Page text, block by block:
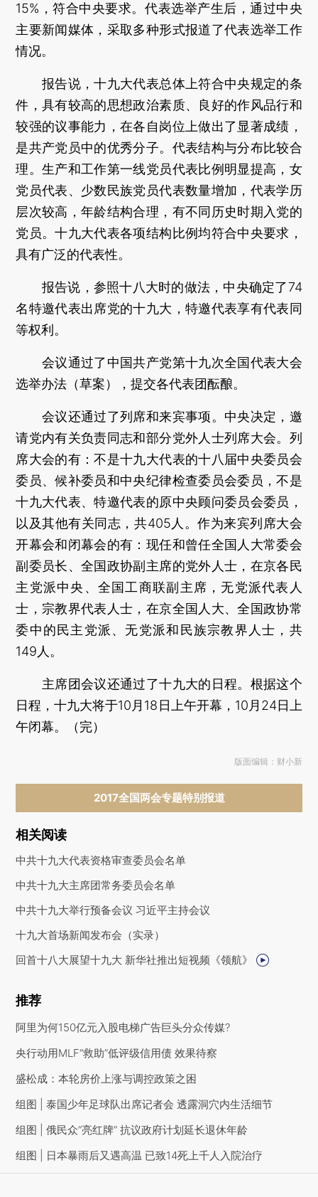
15%，符合中央要求。代表选举产生后，通过中央
主要新闻媒体，采取多种形式报道了代表选举工作
情况。
报告说，十九大代表总体上符合中央规定的条
件，具有较高的思想政治素质、良好的作风品行和
较强的议事能力，在各自岗位上做出了显著成绩，
是共产党员中的优秀分子。代表结构与分布比较合
理。生产和工作第一线党员代表比例明显提高，女
党员代表、少数民族党员代表数量增加，代表学历
层次较高，年龄结构合理，有不同历史时期入党的
党员。十九大代表各项结构比例均符合中央要求，
具有广泛的代表性。
报告说，参照十八大时的做法，中央确定了74
名特邀代表出席党的十九大，特邀代表享有代表同
等权利。
会议通过了中国共产党第十九次全国代表大会
选举办法（草案），提交各代表团酝酿。
会议还通过了列席和来宾事项。中央决定，邀
请党内有关负责同志和部分党外人士列席大会。列
席大会的有：不是十九大代表的十八届中央委员会
委员、候补委员和中央纪律检查委员会委员，不是
十九大代表、特邀代表的原中央顾问委员会委员，
以及其他有关同志，共405人。作为来宾列席大会
开幕会和闭幕会的有：现任和曾任全国人大常委会
副委员长、全国政协副主席的党外人士，在京各民
主党派中央、全国工商联副主席，无党派代表人
士，宗教界代表人士，在京全国人大、全国政协常
委中的民主党派、无党派和民族宗教界人士，共
149人。
主席团会议还通过了十九大的日程。根据这个
日程，十九大将于10月18日上午开幕，10月24日上
午闭幕。（完）
版面编辑：财小新
2017全国两会专题特别报道
相关阅读
中共十九大代表资格审查委员会名单
中共十九大主席团常务委员会名单
中共十九大举行预备会议 习近平主持会议
十九大首场新闻发布会（实录）
回首十八大展望十九大 新华社推出短视频《领航》
推荐
阿里为何150亿元入股电梯广告巨头分众传媒?
央行动用MLF“救助”低评级信用债 效果待察
盛松成：本轮房价上涨与调控政策之困
组图 | 泰国少年足球队出席记者会 透露洞穴内生活细节
组图 | 俄民众“亮红牌” 抗议政府计划延长退休年龄
组图 | 日本暴雨后又遇高温 已致14死上千人入院治疗